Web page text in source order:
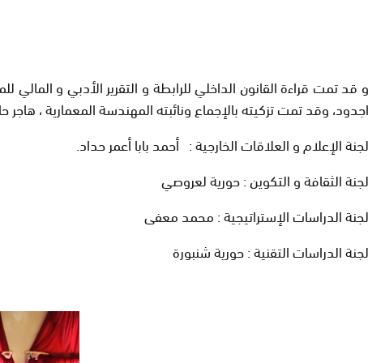
و قد تمت قراءة القانون الداخلي للرابطة و التقرير الأدبي و
اجدود، وقد تمت تزكيته بالإجماع ونائبته المهندسة المعمارية ،
لجنة الإعلام و العلاقات الخارجية : أحمد بابا أعمر حداد.
لجنة الثقافة و التكوين : حورية لعروصي
لجنة الدراسات الإستراتيجية : محمد معفى
لجنة الدراسات التقنية : حورية شنبورة